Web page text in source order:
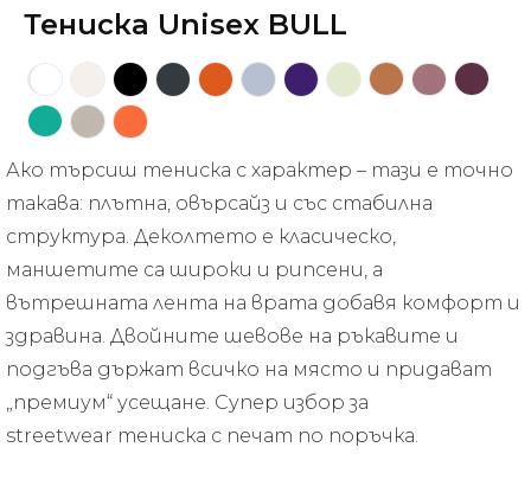
Тениска Unisex BULL
Ако търсиш тениска с характер – тази е точно
такава: плътна, овърсайз и със стабилна
структура. Деколтето е класическо,
маншетите са широки и рипсени, а
вътрешната лента на врата добавя комфорт и
здравина. Двойните шевове на ръкавите и
подгъва държат всичко на място и придават
„премиум“ усещане. Супер избор за
streetwear тениска с печат по поръчка.